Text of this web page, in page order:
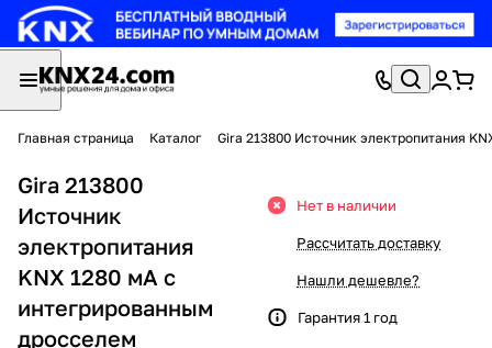
Главная страница Каталог Gira 213800 Источник электропитания
Gira 213800
Источник
электропитания
KNX 1280 мА с
интегрированным
дросселем
Нет в наличии
Рассчитать доставку
Нашли дешевле?
Гарантия 1 год